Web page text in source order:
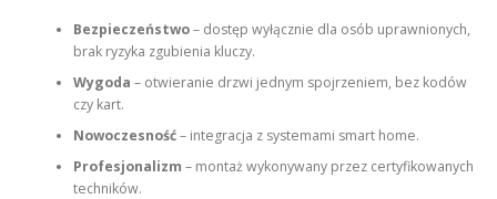
Bezpieczeństwo– dostęp wyłącznie dla osób uprawnionych,
brak ryzyka zgubienia kluczy.
Wygoda – otwieranie drzwi jednym spojrzeniem, bez kodów
czy kart.
Nowoczesność– integracja z systemami smart home.
Profesjonalizm – montaż wykonywany przez certyfikowanych
techników.